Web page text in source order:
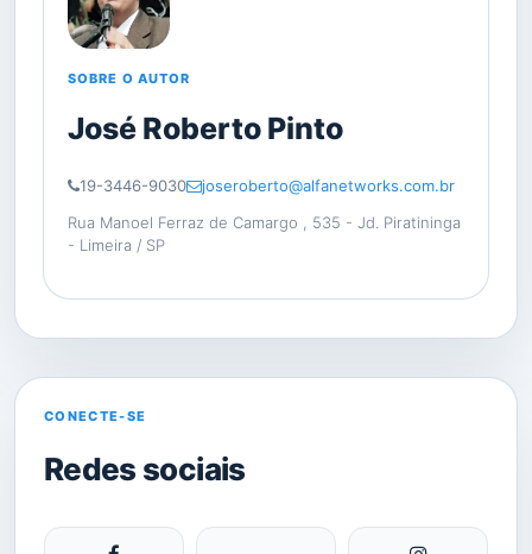
SOBRE O AUTOR
José Roberto Pinto
19-3446-9030
joseroberto@alfanetworks.com.br
Rua Manoel Ferraz de Camargo , 535 - Jd. Piratininga
- Limeira / SP
CONECTE-SE
Redes sociais